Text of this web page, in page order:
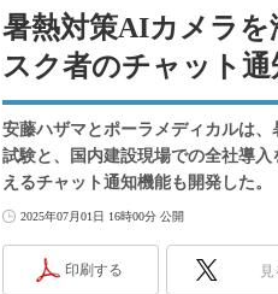
暑熱対策AIカメラを
スク者のチャット
安藤ハザマとポーラメディカルは
試験と、国内建設現場での全社導
えるチャット通知機能も開発した。
2025年07月01日 16時00分 公開
印刷する 見